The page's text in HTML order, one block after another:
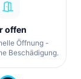
offen
Öffnung -
Beschädigung.